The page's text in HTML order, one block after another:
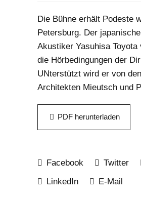
Die Bühne erhält Podeste
Petersburg. Der
Akustiker Yasuhisa Toyota
die Hörbedingungen der
UNterstützt wird er von
Architekten Mieutsch und
PDF herunterladen
Facebook Twitter
LinkedIn
E-Mail